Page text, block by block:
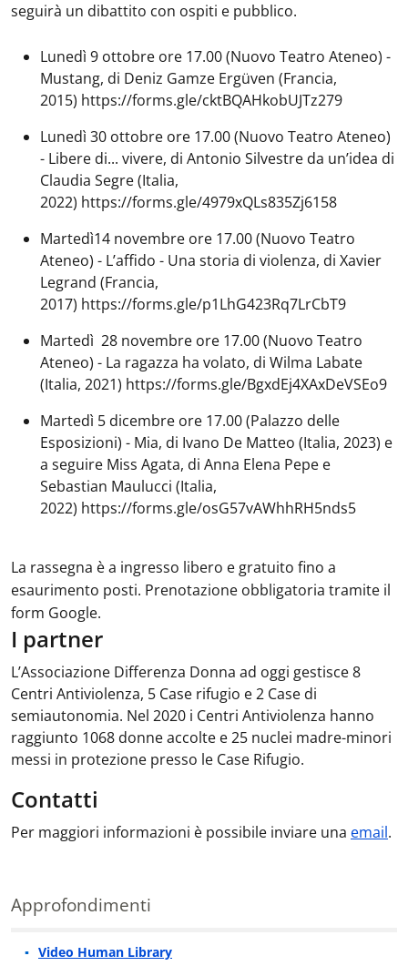
seguirà un dibattito con ospiti e pubblico.
Lunedì 9 ottobre ore 17.00 (Nuovo Teatro Ateneo) -
Mustang, di Deniz Gamze Ergüven (Francia,
2015) https://forms.gle/cktBQAHkobUJTz279
Lunedì 30 ottobre ore 17.00 (Nuovo Teatro Ateneo)
- Libere di... vivere, di Antonio Silvestre da un’idea di
Claudia Segre (Italia,
2022) https://forms.gle/4979xQLs835Zj6158
Martedì14 novembre ore 17.00 (Nuovo Teatro
Ateneo) - L’affido - Una storia di violenza, di Xavier
Legrand (Francia,
2017) https://forms.gle/p1LhG423Rq7LrCbT9
Martedì 28 novembre ore 17.00 (Nuovo Teatro
Ateneo) - La ragazza ha volato, di Wilma Labate
(Italia, 2021) https://forms.gle/BgxdEj4XAxDeVSEo9
Martedì 5 dicembre ore 17.00 (Palazzo delle
Esposizioni) - Mia, di Ivano De Matteo (Italia, 2023) e
a seguire Miss Agata, di Anna Elena Pepe e
Sebastian Maulucci (Italia,
2022) https://forms.gle/osG57vAWhhRH5nds5
La rassegna è a ingresso libero e gratuito fino a
esaurimento posti. Prenotazione obbligatoria tramite il
form Google.
I partner
L’Associazione Differenza Donna ad oggi gestisce 8
Centri Antiviolenza, 5 Case rifugio e 2 Case di
semiautonomia. Nel 2020 i Centri Antiviolenza hanno
raggiunto 1068 donne accolte e 25 nuclei madre-minori
messi in protezione presso le Case Rifugio.
Contatti
Per maggiori informazioni è possibile inviare una email.
Approfondimenti
Approfondimenti
Video Human Library